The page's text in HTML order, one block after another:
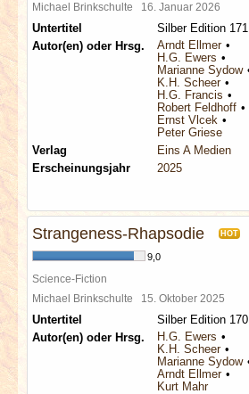
Michael Brinkschulte 16. Januar 2026
Untertitel
Silber Edition 171
Autor(en) oder Hrsg.
Arndt Ellmer
H.G. Ewers
Marianne Sydow
K.H. Scheer
H.G. Francis
Robert Feldhoff
Ernst Vlcek
Peter Griese
Verlag
Eins A Medien
Erscheinungsjahr
2025
Strangeness-Rhapsodie HOT
9,0
Science-Fiction
Michael Brinkschulte 15. Oktober 2025
Untertitel
Silber Edition 170
Autor(en) oder Hrsg.
H.G. Ewers
K.H. Scheer
Marianne Sydow
Arndt Ellmer
Kurt Mahr